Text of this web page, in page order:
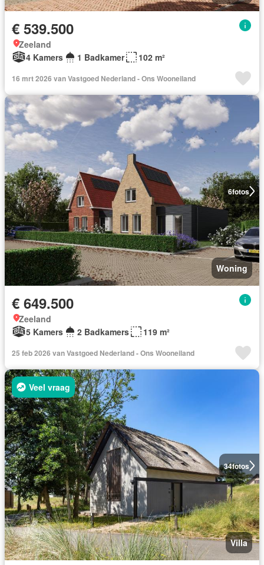
€ 539.500
Zeeland
4 Kamers
1 Badkamer 102 m²
16 mrt 2026 van Vastgoed Nederland - Ons Wooneiland
6fotos
Woning
€ 649.500
Zeeland
5 Kamers
2 Badkamers 119 m²
25 feb 2026 van Vastgoed Nederland - Ons Wooneiland
34fotos
Veel vraag
Villa